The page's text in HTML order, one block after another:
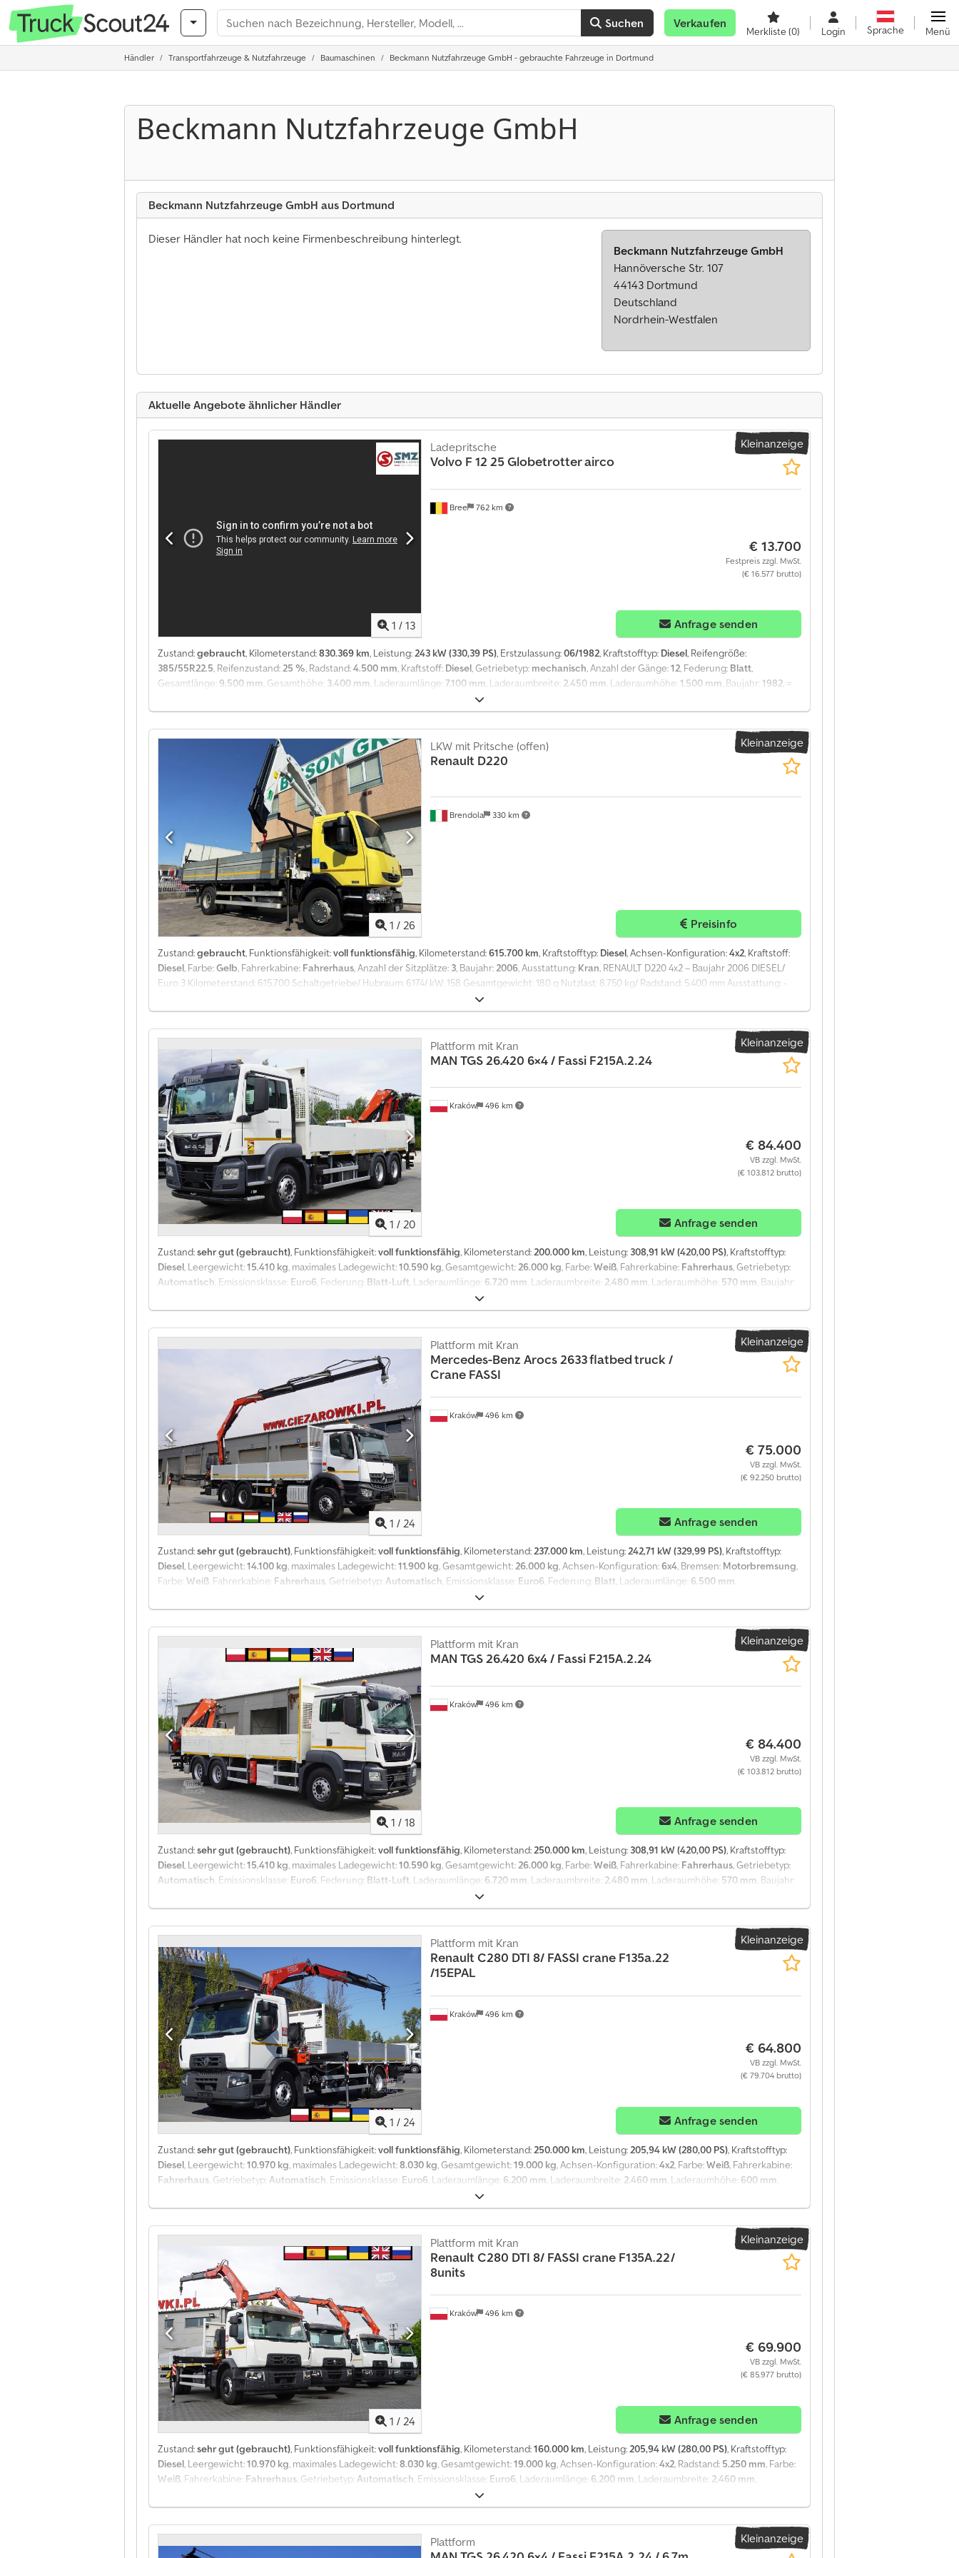
Suchen Verkaufen
Merkliste(0) Login Sprache Menü
Händler Transportfahrzeuge & Nutzfahrzeuge Baumaschinen Beckmann Nutzfahrzeuge GmbH - gebrauchte Fahrzeuge in Dortmund
Beckmann Nutzfahrzeuge GmbH
Beckmann Nutzfahrzeuge GmbH aus Dortmund
Dieser Händler hat noch keine Firmenbeschreibung hinterlegt.
Beckmann Nutzfahrzeuge GmbH
Hannöversche Str. 107
44143 Dortmund
Deutschland
Nordrhein-Westfalen
Aktuelle Angebote ähnlicher Händler
Kleinanzeige
1 /13
Bree 762 km
Ladepritsche
Volvo F 12 25 Globetrotter airco
€ 13.700
Festpreis zzgl. MwSt.
(€ 16.577 brutto)
Anfrage senden
Zustand:gebraucht, Kilometerstand:830.369 km, Leistung:243 kW (330,39 PS), Erstzulassung:06/1982, Kraftstofftyp: Diesel, Reifengröße:
385/55R22.5, Reifenzustand:25 %, Radstand:4.500 mm, Kraftstoff: Diesel, Getriebetyp: mechanisch, Anzahl der Gänge:12, Federung: Blatt,
Gesamtlänge: 9.500 mm, Gesamthöhe: 3.400 mm, Laderaumlänge:7.100 mm, Laderaumbreite: 2.450 mm, Laderaumhöhe:1.500 mm, Baujahr:1982, =
Weitere Optionen und Zubehör = - Mechanischer Tachograph Codezr Axdepfx Ahusha = Weitere Informationen = Reifen Profil: 25% Vorderachse:
Reifenmaß: 385/55R22.5; Federung: Blattfederung Hinterachse 1: Reifenmaß: 295/80R22.5; Federung: Blattfederung Hinterachse 2: Reifenmaß:
295/80R22.5 Motorhubraum: 11.978 cc Leergewicht: 10.360 kg Zuladung: 14.140 kg zGG: 24.500 kg = Firmeninformationen = Bei anfragen immer die
lagernummer sagen bitte (8 chiffern) Bei Smz Smeets & Zonen : - seit 1976 in Geschäft, schon 65.000 verkauft/1700 pro Jahr/1000 auf Lager -
Komplete Service von A-z Betreuung von Transport/ wir organisieren zolkennzeichnen (extra!) - Beladung Service zum billigste Transport weltweit
Groblager von alle neue und gebrauchtteille: We advertiere immer mit unsere bestpreisen Besuchen Sie für unsere vollständige lager und
information wire empfangen sie auf 130.000m2 land mit 20.000m2 lager und werkstatt volausgestatett. Shau unsere video
Kleinanzeige
1 / 26
Brendola 330 km
LKW mit Pritsche (offen)
Renault D220
Preisinfo
Zustand:gebraucht, Funktionsfähigkeit:voll funktionsfähig, Kilometerstand:615.700 km, Kraftstofftyp: Diesel, Achsen-Konfiguration:4x2, Kraftstoff:
Diesel , Farbe:Gelb , Fahrerkabine: Fahrerhaus , Anzahl der Sitzplätze: 3 , Baujahr: 2006 , Ausstattung: Kran , RENAULT D220 4x2 – Baujahr 2006 DIESEL/
Euro 3 Kilometerstand: 615.700 Schaltgetriebe/ Hubraum: 6174/ kW: 158 Gesamtgewicht: 180 q Nutzlast: 8.750 kg/ Radstand: 5.400 mm Ausstattung: -
Klimaanlage Aufbau: - Festaufbau, Maße: 6460 x 2550 x H Ladefläche 1250 mm - Ladekran BONFIGLIOLI P15000/L 3SI Codpfxezrxhue Ahujha * 4
hydraulische Abstützbeine * Funkfernbedienung
Kleinanzeige
1 / 20
Kraków 496 km
Plattform mit Kran
MAN TGS 26.420 6×4 / Fassi F215A.2.24
€ 84.400
VB zzgl. MwSt.
(€ 103.812 brutto)
Anfrage senden
Zustand:sehr gut (gebraucht), Funktionsfähigkeit:voll funktionsfähig, Kilometerstand:200.000 km, Leistung: 308,91 kW (420,00 PS), Kraftstofftyp:
Diesel, Leergewicht:15.410 kg, maximales Ladegewicht:10.590 kg, Gesamtgewicht:26.000 kg, Farbe:Weiß, Fahrerkabine: Fahrerhaus, Getriebetyp:
Automatisch, Emissionsklasse: Euro6, Federung: Blatt-Luft, Laderaumlänge: 6.720 mm, Laderaumbreite: 2.480 mm, Laderaumhöhe: 570 mm, Baujahr:
AdBlue, Anhängerkupplung, Differentialsperre, Klimaanlage, Tempomat
/ Drehkranz/ Plattform 6,7 m Baujahr 2019 Kilometerstand 200.000 km Technische Daten Gesamtgewicht 26.000 kg Gewicht 15.410 kg Nutzlast 10.590
kg Hubraum 12.419 cm³ Leistung 420 PS Euro 6 AdBlue Luftfederung hinten Anhängerkugel Reserveradhalter Ladekran Fassi F215A.2.24 Drehkranz
Fernbedienung Reichweite 12,70 m Max. Tragfähigkeit 5.600 kg Plattform Länge 670 cm Csdpfx Aszrw Sxohujha Tageskabine Klimaanlage
Automatikgetriebe Radio Rückfahrkamera Differentialsperre Tempomat Das Fahrzeug wurde in einem MAN-Ausstellungsraum gekauft und überprüft.
100 % unfallfrei, vollständige Dokumentation, 1 Vorbesitzer Der technische und optische Zustand ist ausgezeichnet.
Kleinanzeige
1 /24
Kraków 496 km
Plattform mit Kran
Mercedes-Benz Arocs 2633 flatbed truck /
Crane FASSI
€ 75.000
VB zzgl. MwSt.
(€ 92.250 brutto)
Anfrage senden
Zustand:sehr gut (gebraucht), Funktionsfähigkeit:voll funktionsfähig, Kilometerstand:237.000 km, Leistung:242,71 kW (329,99 PS), Kraftstofftyp:
Diesel, Leergewicht:14.100 kg, maximales Ladegewicht:11.900 kg, Gesamtgewicht:26.000 kg, Achsen-Konfiguration:6x4, Bremsen: Motorbremsung,
Farbe:Weiß, Fahrerkabine: Fahrerhaus, Getriebetyp: Automatisch, Emissionsklasse: Euro6, Federung: Blatt, Laderaumlänge: 6.500 mm,
, Ausstattung:
2633 Pritschen-Lkw / FASSI F155A.0.23 Kran / FUNKFERNBEDIENUNG / 230.000 km Baujahr 2018 Kilometerstand 237.000 km Technische Daten:
Zulässiges Gesamtgewicht 26.000 kg Eigengewicht 14.100 kg Nutzlast 11.900 kg Hubraum 10.677 ccm 6×4 Euro 6 AdBlue Leistung 330 PS
Mechanische Federung Fassi F175A.0.23 Kran Chjdpozrw Srjfx Ahuoa Max. Tragkraft 6.000 kg Funkfernbedienung Rotator Innenmaße: Länge 650 cm
Breite 248 cm Höhe 60 cm Fahrzeugausstattung Kabine: Automatikgetriebe Tempomat Motorbremse Achssperre Zwischenachssperre Schiebedach
Radio Tachograph Rückfahrkamera Fahrzeug bei Mercedes-Benz gekauft und gewartet. 100% unfallfrei, vollständige Dokumentation, 1 Vorbesitzer.
Technisch und optisch in ausgezeichnetem Zustand.
Kleinanzeige
1 /18
Kraków 496 km
Plattform mit Kran
MAN TGS 26.420 6x4 / Fassi F215A.2.24
€ 84.400
VB zzgl. MwSt.
(€ 103.812 brutto)
Anfrage senden
Zustand:sehr gut (gebraucht), Funktionsfähigkeit:voll funktionsfähig, Kilometerstand:250.000 km, Leistung: 308,91 kW (420,00 PS), Kraftstofftyp:
Diesel, Leergewicht:15.410 kg, maximales Ladegewicht:10.590 kg, Gesamtgewicht:26.000 kg, Farbe:Weiß, Fahrerkabine: Fahrerhaus, Getriebetyp:
Automatisch, Emissionsklasse: Euro6, Federung: Blatt-Luft, Laderaumlänge: 6.720 mm, Laderaumbreite: 2.480 mm, Laderaumhöhe: 570 mm, Baujahr:
AdBlue, Anhängerkupplung, Differentialsperre, Klimaanlage, Tempomat
/ Drehgetriebe / 6,7-m-Plattform Baujahr 2019 Kilometerstand 250.000 km Technische Daten Gesamtgewicht 26.000 kg Gewicht 15.410 kg Nutzlast
10.590 kg Hubraum 12.419 cm³ Leistung 420 PS Euro 6 AdBlue Luftfederung hinten Chjdpfx Ahjzrw Sljuoa Anhängerkupplung Reserveradhalter
Ladekran Fassi F215A.2.24 Drehgetriebe Fernbedienung Reichweite 12,70 m Max. Tragfähigkeit 5.600 kg Plattform Länge 670 cm Tagkabine
Klimaanlage Automatikgetriebe Radio Rückfahrkamera Differentialsperre Tempomat Das Fahrzeug wurde bei einem MAN-Händler gekauft und dort
überprüft. 100% unfallfrei, vollständige Dokumentation, 1 Vorbesitzer Der technische und optische Zustand ist ausgezeichnet.
Kleinanzeige
1 / 24
Kraków 496 km
Plattform mit Kran
Renault C280 DTI 8/ FASSI crane F135a.22
/15EPAL
€ 64.800
VB zzgl. MwSt.
(€ 79.704 brutto)
Anfrage senden
Zustand:sehr gut (gebraucht), Funktionsfähigkeit:voll funktionsfähig, Kilometerstand:250.000 km, Leistung:205,94 kW (280,00 PS), Kraftstofftyp:
Diesel, Leergewicht:10.970 kg, maximales Ladegewicht:8.030 kg, Gesamtgewicht:19.000 kg, Achsen-Konfiguration:4x2, Farbe:Weiß, Fahrerkabine:
Fahrerhaus, Getriebetyp: Automatisch, Emissionsklasse: Euro6, Laderaumlänge: 6.200 mm, Laderaumbreite: 2.460 mm, Laderaumhöhe: 600 mm,
AdBlue, Differentialsperre, Klimaanlage, Kran, Tachograph, Tempomat
Funkfernbedienung / Rotator / Plattform 15 EPAL 2019/2020 Kilometerstand 250.000 km Technische Daten Zulässiges Gesamtgewicht 19.000 kg
Leergewicht 10.970 kg Nutzlast 8.030 kg Leistung 280 PS Motorhubraum 7.698 cm³ Euro 6 AdBlue Radstand 525 cm Fassi F135a.22 Kran Reichweite 8
m Hubkraft 5.580 kg Funkfernbedienung Rotator Codpfx Aozrw Sfshueha Offener Regnault Aufbau Länge 620 cm Breite 246 cm Bordwände 60 cm
hoch Kapazität: 15 EPAL Tageskabine Klimaanlage Automatikgetriebe Differentialsperre Tempomat Tachograph Radio Fahrzeug gekauft und
gewartet im Renault Showroom 100% unfallfrei Technisch und optisch in ausgezeichnetem Zustand!
Kleinanzeige
1 / 24
Kraków 496 km
Plattform mit Kran
Renault C280 DTI 8/ FASSI crane F135A.22/
8units
€ 69.900
VB zzgl. MwSt.
(€ 85.977 brutto)
Anfrage senden
Zustand:sehr gut (gebraucht), Funktionsfähigkeit:voll funktionsfähig, Kilometerstand:160.000 km, Leistung:205,94 kW (280,00 PS), Kraftstofftyp:
Diesel, Leergewicht:10.970 kg, maximales Ladegewicht:8.030 kg, Gesamtgewicht:19.000 kg, Achsen-Konfiguration:4x2, Radstand: 5.250 mm, Farbe:
Weiß, Fahrerkabine: Fahrerhaus, Getriebetyp: Automatisch, Emissionsklasse: Euro6, Laderaumlänge: 6.200 mm, Laderaumbreite: 2.460 mm,
AdBlue, Klimaanlage, Kran, Tachograph, Tempomat
/ 560 Betriebsstunden / Funkfernsteuerung / Rotator / 15 EPAL Plattform / 8 Stück verfügbar 2020/2021 Kilometerstand: 160.000 km Technische Daten
Gesamtgewicht: 19.000 kg Eigengewicht: 10.970 kg Nutzlast: 8.030 kg Leistung: 280 PS Motorhubraum: 7.698 cm³ Euro 6 AdBlue Radstand: 525 cm
Fassi F135a.22 Kran Reichweite: 8 m Hubkraft: 5.580 kg Funkfernsteuerung Rotator Regnault offene Ladefläche Länge: 620 cm Breite: 246 cm
Bordwandhöhe: 60 cm Kapazität: 15 EPAL Paletten Tagfahrerkabine Klimaanlage Automatikgetriebe Differentialsperre Tempomat Tachograf Radio
Kleinanzeige
Plattform